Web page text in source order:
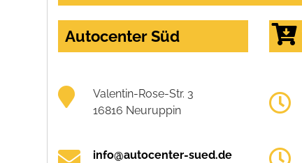
Autocenter Süd
Valentin-Rose-Str. 3
16816 Neuruppin
info@autocenter-sued.de